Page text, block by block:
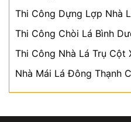
Thi Công Dựng Lợp Nhà
Thi Công Chòi Lá Bình
Thi Công Nhà Lá Trụ Cột
Nhà Mái Lá Đông Thạnh